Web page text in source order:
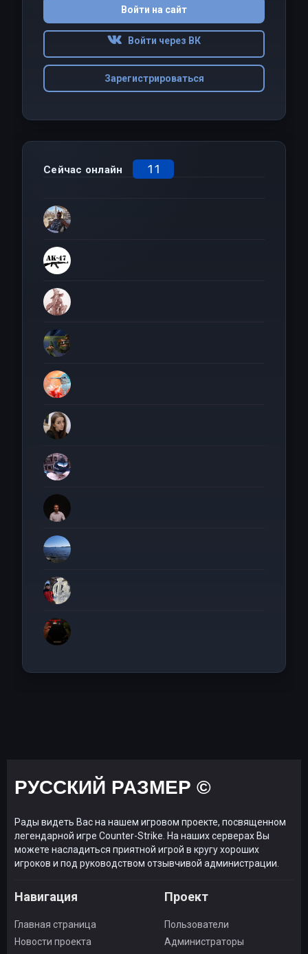
Войти на сайт
Войти через ВК
Зарегистрироваться
Сейчас онлайн 11
РУССКИЙ РАЗМЕР ©
Рады видеть Вас на нашем игровом проекте, посвященном
легендарной игре Counter-Strike. На наших серверах Вы
можете насладиться приятной игрой в кругу хороших
игроков и под руководством отзывчивой администрации.
Навигация
Главная страница
Новости проекта
Проект
Пользователи
Администраторы